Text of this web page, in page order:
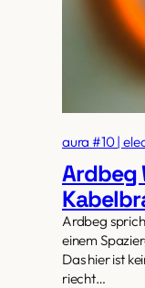
aura #10 |
Ardbeg
Ardbeg
einem
Das hier ist
riecht…